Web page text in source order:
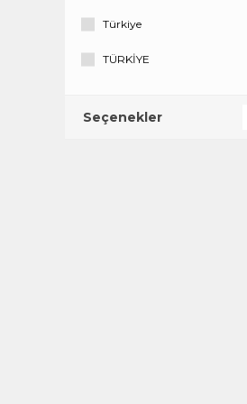
Türkiye
TÜRKİYE
Seçenekler